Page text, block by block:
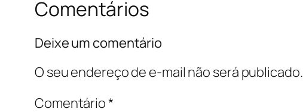
Comentários
Deixe um comentário
O seu endereço de e-mail não será publicado.
Comentário*